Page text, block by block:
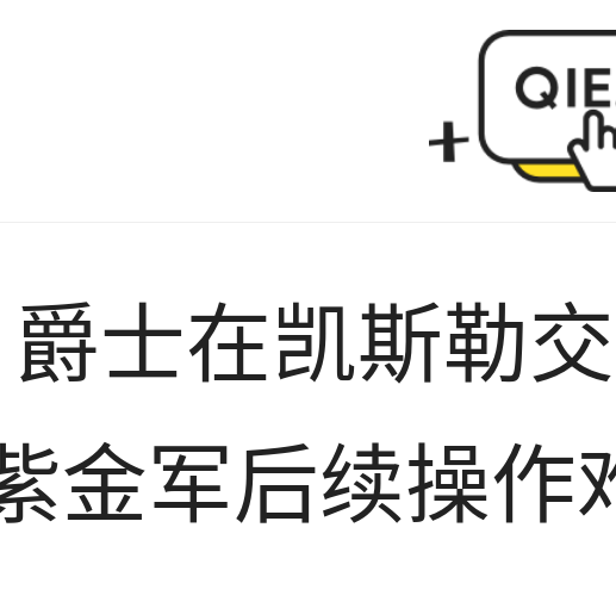
士在凯斯勒
金军后续操作